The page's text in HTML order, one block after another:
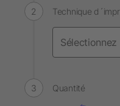
Technique
Quantité